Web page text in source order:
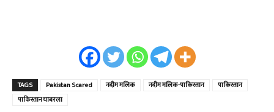
TAGS Pakistan Scared नदीम मलिक नदीम मलिक-पाकिस्तान
पाकिस्तान
पाकिस्तान घाबरला